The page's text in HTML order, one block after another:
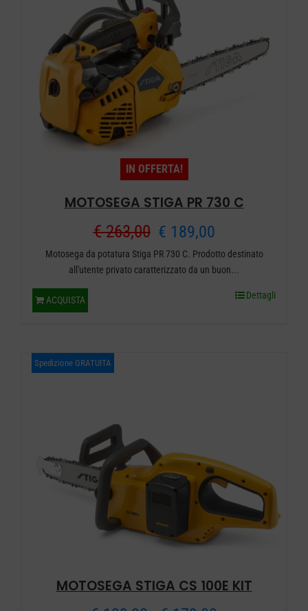
IN OFFERTA!
MOTOSEGA STIGA PR 730 C
€263,00 Il
prezzo
€ 189,00Il
prezzo
Motosega da potatura Stiga PR 730 C. Prodotto destinato
all'utente privato caratterizzato da un buon...
ACQUISTA Dettagli
Spedizione GRATUITA
MOTOSEGA STIGA CS 100E KIT